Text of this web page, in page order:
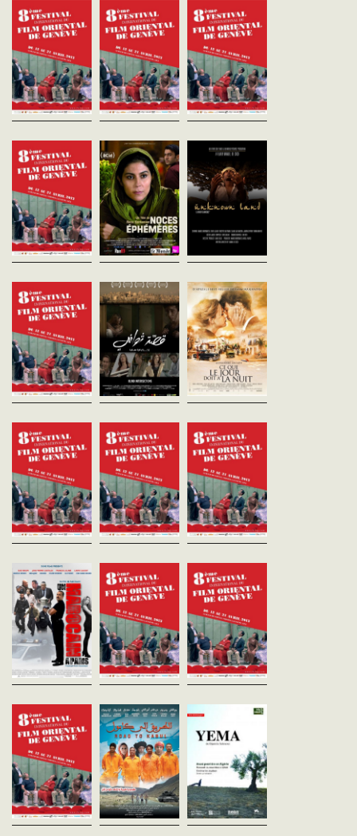
France - 2011
vost - 99'
Après une tempête, Jafaar, un
pêcheur palestinien de Gaza,
remonte par hasard dans ses
filets un cochon tombé d’un
cargo. Bien décidé à se...
ORIENT-EXPRESS 7 / GOLFE
EN COURTS (91’) AL RAJEEM
Amer Al Kamel (18’) MURK
LIGHT Yassir Al Yassiri
(20’) MOUSTACHE Meqdad
Al-...
ORIENT-EXPRESS 11 /
(28’)Entweder
oder, Ghamkin...
Le Retour de
l'enfant prodigue
Egypte - 1976
vost - 120'
Ali est attendu dans le village
de Mitchaboura par les siens,
les Madbouly, propriétaires
d’une petite entreprise et par
les ouvriers, pour qui il...
Noces éphémères
Reza Serkanian
vost - 78'
L'histoire d'une relation entre
le jeune et passionnel
Kazem, et c'est belle-soeur, la
veuve Mariam. Un monde
dans lequel les actions et
aspirations...
Unknown land
Manuel De Coco
Le printemps arabe,
2011. La guerre civile
C'est la saison de la
mousson et la vie se
sans incident pour les
Orient-Express 3
ORIENT-EXPRESS 3 /
ALGÉRIE (81’) OCTOBRE NOIR
Florence Corre et Aurel (12’) AL
DJAZIRA (L'ÎLE) Amin Sidi-
Boumediene (35’) SQUARE
PORT...
Le temps d'une
seconde
Liban - 2011
vost - 92'
Trois protagonistes qui
viennent d’horizons
différents, dans les rues
animées de leur capitale
Beyrouth, se croisent mais ne
se rencontrent jamais....
Ce que le jour
doit à la nuit
France - 2012
vf - 162'
L'itinéraire, des années
à nos jours, d'un
destin jalonné de
Issu d'une famille de
paysans ruinés,
Daughter... Father...
Daughter
Iran - 2011
vost - 72'
Le film retrace avec poésie
l’existence solitaire de trois
soeurs qui vivent dans la
région du centre-ouest de
l’Iran, où les vendeurs
ambulants...
Les mains douces
Mahmoud Zulfikar
vost - 75'
Un prince de l’Ancien Régime
qui vient de perdre tous ses
biens vit en reclus. Un jeune
diplômé au chômage, lui
suggère d’exploiter son
palais....
Orient-Express 8
ORIENT-EXPRESS 8 /
Abou Jamra (20’)
LA...
Un marocain à
Paris
Maroc - 2012
vf - 110'
Najib, qui vit au Maroc, envie
son frère, architecte installé
en France depuis vingt ans.
Faute d'argent, il décide de
rejoindre à son tour l'...
Gamila
l'Algérienne
Egypte - 1958
vost - 90'
Réalisé pendant la guerre
d’Algérie, ce film engagé du
cinéaste égyptien Youssef
Chahine exalte la figure
héroïque de Djamila Bouhired,
étudiante...
Une journée et
nuit
Casablanca, à la
son mari et de...
Laila, Hala et
Karimaa
Suisse - 2012
vost - 52'
La première année de
changement du point de vue
personnel de trois artistes
égyptiens, qui avaient
participé activement au
soulèvement - histoires...
Road to Kabul
Brahim Chkiri
vost - 112'
Quatre idiots voulant se
rendre en Hollande se
retrouvent perdus en
Afghanistan. Ali, Hmida,
Mbarek et Masoud sont
quatre jeunes chômeurs qui...
Yema
Djamila Sahraoui
vost - 90'
abandonnée, isolée
campagne
algérienne. Ouardia y a
son fils Tarik, militaire
être tué par son propre...
Orient-Express 5Tannoura maxi
Joe Bou Eid
le chat du
Antoine Delesvaux